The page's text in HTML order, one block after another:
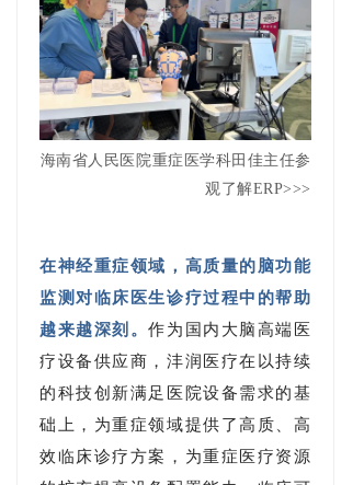
海南省人民医院重症医学科田佳主任参
观了解ERP>>>
在神经重症领域，高质量的脑功能
监测对临床医生诊疗过程中的帮助
越来越深刻。作为国内大脑高端医
疗设备供应商，沣润医疗在以持续
的科技创新满足医院设备需求的基
础上，为重症领域提供了高质、高
效临床诊疗方案，为重症医疗资源